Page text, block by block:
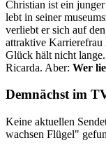
Christian ist ein
lebt in seiner
verliebt er sich auf
attraktive Karrierefrau
Glück hält nicht
Ricarda. Aber: Wer
Demnächst im
Keine aktuellen
wachsen Flügel"